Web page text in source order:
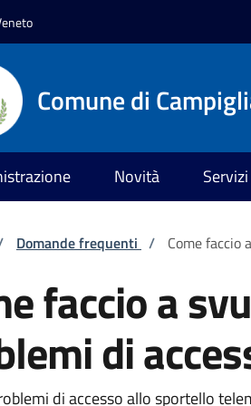
Comune di
Novità Servizi
di pane
Domande frequenti / Come faccio
faccio a
di
di accesso allo sportello